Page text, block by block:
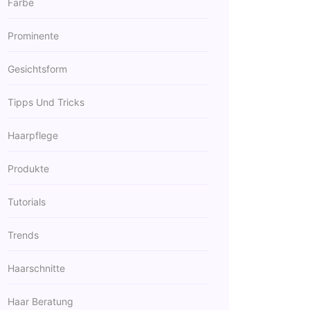
Farbe
Prominente
Gesichtsform
Tipps Und Tricks
Haarpflege
Produkte
Tutorials
Trends
Haarschnitte
Haar Beratung